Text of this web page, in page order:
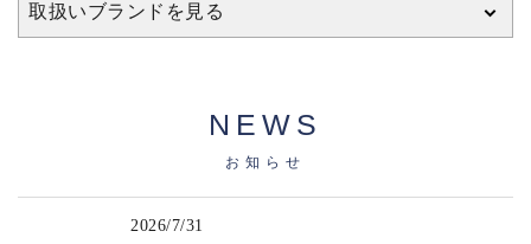
取扱いブランドを見る
NEWS
お知らせ
2026/7/31